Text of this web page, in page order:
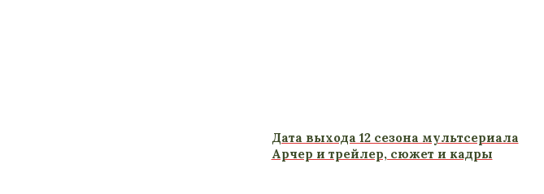
Дата выхода 12 сезона мультсериала
Арчер и трейлер, сюжет и кадры